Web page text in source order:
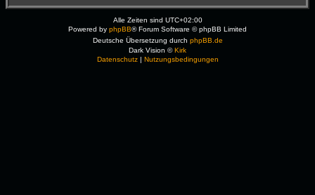
Alle Zeiten sind UTC+02:00
Powered by phpBB® Forum Software © phpBB Limited
Deutsche Übersetzung durch phpBB.de
Dark Vision ©Kirk
Datenschutz| Nutzungsbedingungen